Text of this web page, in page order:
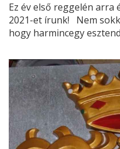
Ez év első reggelén arra
2021-et írunk! Nem
hogy harmincegy
Uram Isten! Micsoda